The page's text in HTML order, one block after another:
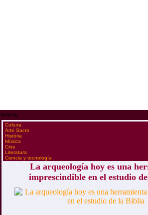
www
·Cultura
·Arte Sacro
·História
·Música
·Cine
·Literatura
·Ciencia y tecnología
La arqueología hoy es una
imprescindible en el estudio